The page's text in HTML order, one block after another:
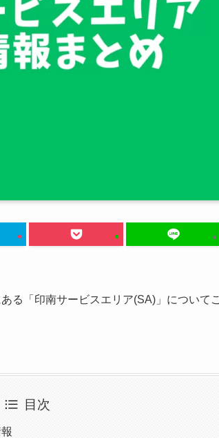
る「印南サービスエリア(SA)」について
目次